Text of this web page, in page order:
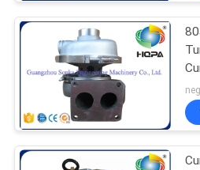
हाइड्रोलिक
किट